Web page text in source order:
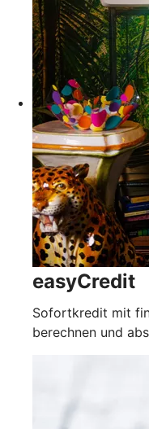
easyCredit
Sofortkredit mit
berechnen und